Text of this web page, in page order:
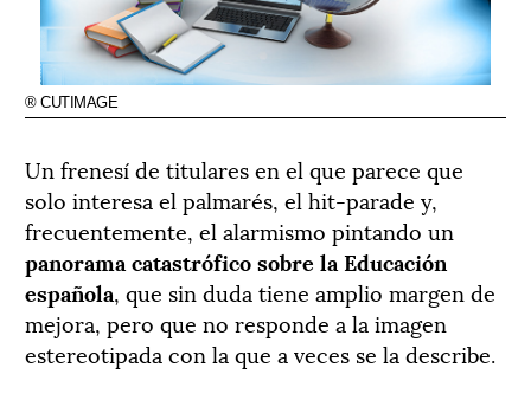
® CUTIMAGE
Un frenesí de titulares en el que parece que
solo interesa el palmarés, el hit-parade y,
frecuentemente, el alarmismo pintando un
panorama catastrófico sobre la Educación
española, que sin duda tiene amplio margen de
mejora, pero que no responde a la imagen
estereotipada con la que a veces se la describe.